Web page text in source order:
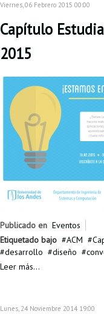
Viernes, 06 Febrero 2015 00:00
Capítulo
2015
Publicado en Eventos
Etiquetado bajo
ACM
desarrollo
diseño
Leer más...
Lunes, 24 Noviembre 2014 19:00